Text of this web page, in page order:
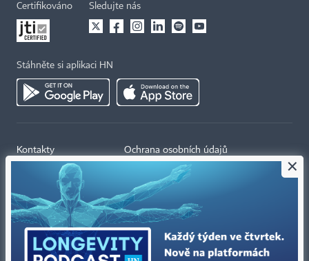
Certifikováno Sledujte nás
Stáhněte si aplikaci HN
Kontakty
Tiráž redakce HN
Economia
Kariéra v HN
Ceník inzerce
Ochrana osobních údajů
Prohlášení o cookies
Nastavení soukromí
Všeobecné smluvní podmínky
×